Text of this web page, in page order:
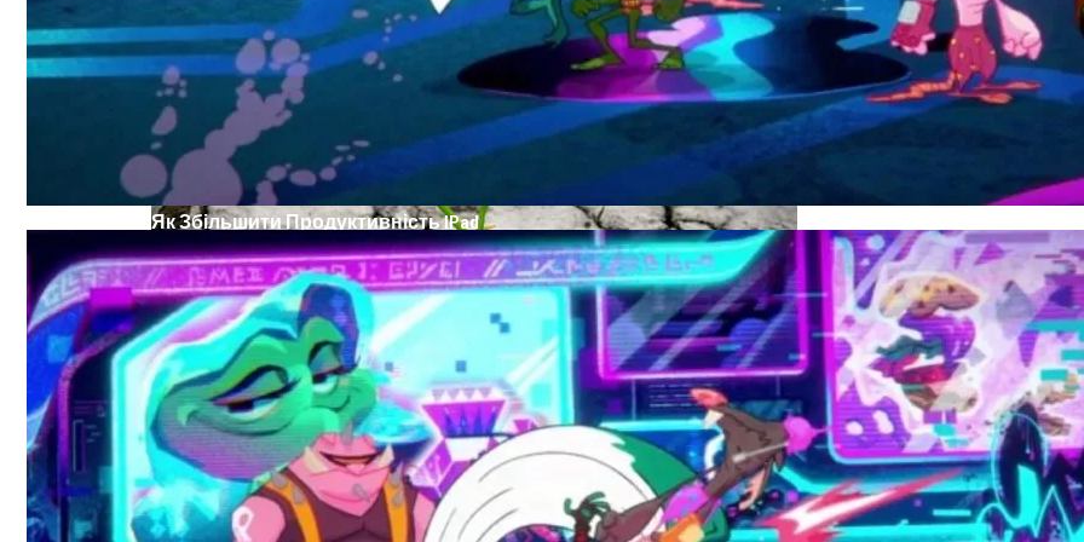
Ученые Назвали Новую Смертельную Угрозу Для Человечества
Як Збільшити Продуктивність IPad
Google Вновь Привлекут К Ответственности За Повторное Неудаление Запрещённых